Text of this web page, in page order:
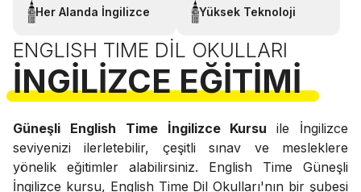
Her Alanda İngilizce Yüksek Teknoloji
ENGLISH TIME DIL OKULLARI
İNGILIZCE EĞITIMI
Güneşli English Time İngilizce Kursuile İngilizce
seviyenizi ilerletebilir, çeşitli sınav ve mesleklere
yönelik eğitimler alabilirsiniz. English Time Güneşli
İngilizce kursu, English Time Dil Okulları'nın bir şubesi